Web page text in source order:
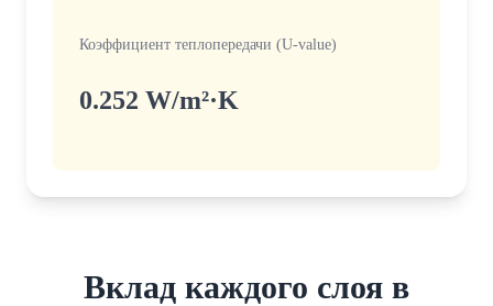
Коэффициент теплопередачи (U-value)
0.252 W/m²·K
Вклад каждого слоя в